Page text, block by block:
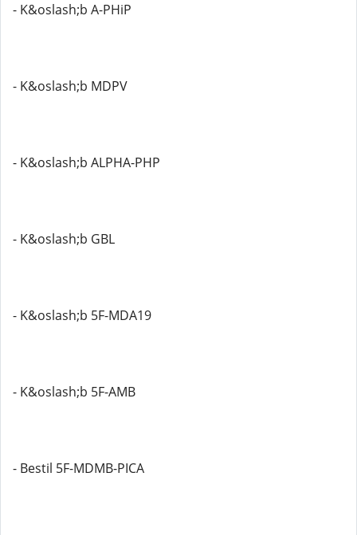
- K&oslash;b A-PHiP
- K&oslash;b MDPV
- K&oslash;b ALPHA-PHP
- K&oslash;b GBL
- K&oslash;b 5F-MDA19
- K&oslash;b 5F-AMB
- Bestil 5F-MDMB-PICA